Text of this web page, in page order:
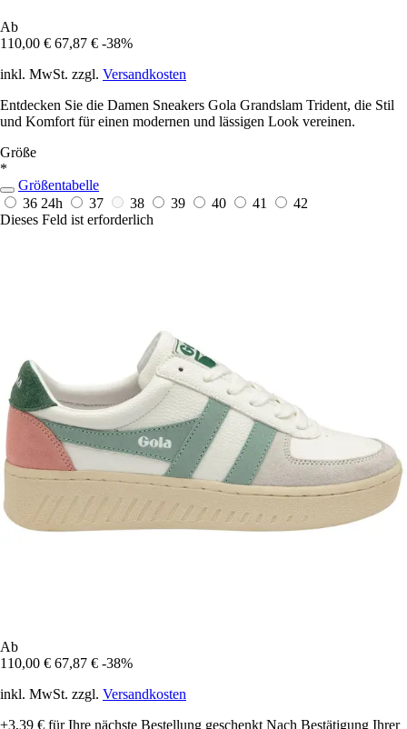
Ab
110,00 € 67,87 € -38%
inkl. MwSt. zzgl. Versandkosten
Entdecken Sie die Damen Sneakers Gola Grandslam Trident, die Stil
und Komfort für einen modernen und lässigen Look vereinen.
Größe
*
Größentabelle
36 24h 37 38 39 40 41
42
Dieses Feld ist erforderlich
Ab
110,00 € 67,87 € -38%
inkl. MwSt. zzgl. Versandkosten
+3,39 € für Ihre nächste Bestellung geschenkt Nach Bestätigung Ihrer